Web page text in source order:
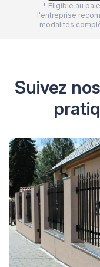
* Eligible au
l'entreprise
modalités
Suivez